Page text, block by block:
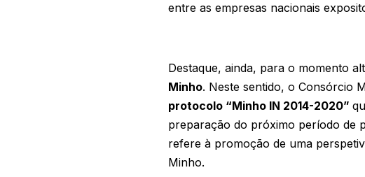
entre as empresas nacionais
Destaque, ainda, para o momento
Minho. Neste sentido, o Consórcio
protocolo “Minho IN 2014-2020”
preparação do próximo período de
refere à promoção de uma
Minho.